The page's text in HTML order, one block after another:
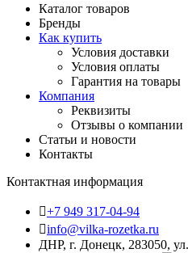
Каталог товаров
Бренды
Как купить
Условия доставки
Условия оплаты
Гарантия на товары
Компания
Реквизиты
Отзывы о компании
Статьи и новости
Контакты
Контактная информация
+7 949 317-04-94
info@vilka-rozetka.ru
ДНР, г. Донецк, 283050,